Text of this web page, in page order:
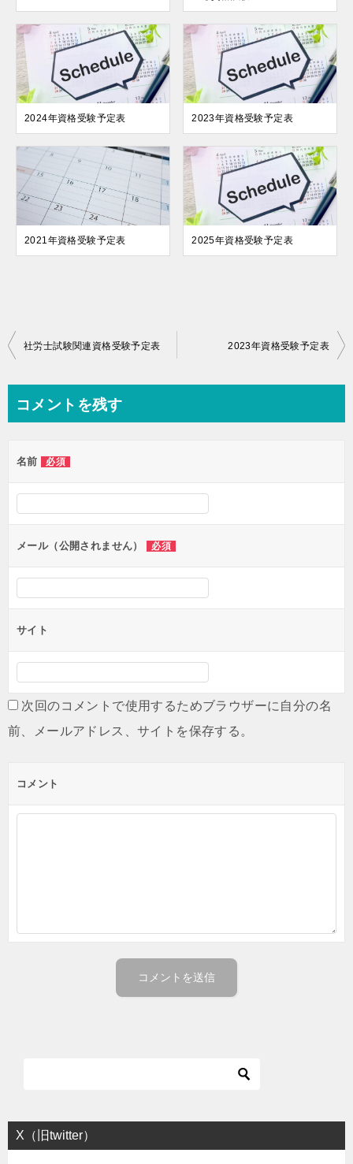
2024年資格受験予定表 2023年資格受験予定表
2021年資格受験予定表 2025年資格受験予定表
投
ビ
ー
シ
ン
社労士試験関連資格受験予定表 2023年資格受験予定表
コメントを残す
名前 必須
メール（公開されません） 必須
サイト
次回のコメントで使用するためブラウザーに自分の名
前、メールアドレス、サイトを保存する。
コメント
X（旧twitter）